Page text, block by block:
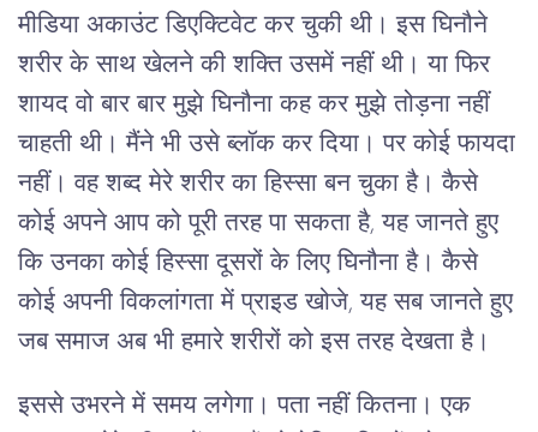
मीडिया अकाउंट डिएक्टिवेट कर चुकी थी। इस घिनौने
शरीर के साथ खेलने की शक्ति उसमें नहीं थी। या फिर
शायद वो बार बार मुझे घिनौना कह कर मुझे तोड़ना नहीं
चाहती थी। मैंने भी उसे ब्लॉक कर दिया। पर कोई फायदा
नहीं। वह शब्द मेरे शरीर का हिस्सा बन चुका है। कैसे
कोई अपने आप को पूरी तरह पा सकता है, यह जानते हुए
कि उनका कोई हिस्सा दूसरों के लिए घिनौना है। कैसे
कोई अपनी विकलांगता में प्राइड खोजे, यह सब जानते हुए
जब समाज अब भी हमारे शरीरों को इस तरह देखता है।
इससे उभरने में समय लगेगा। पता नहीं कितना। एक